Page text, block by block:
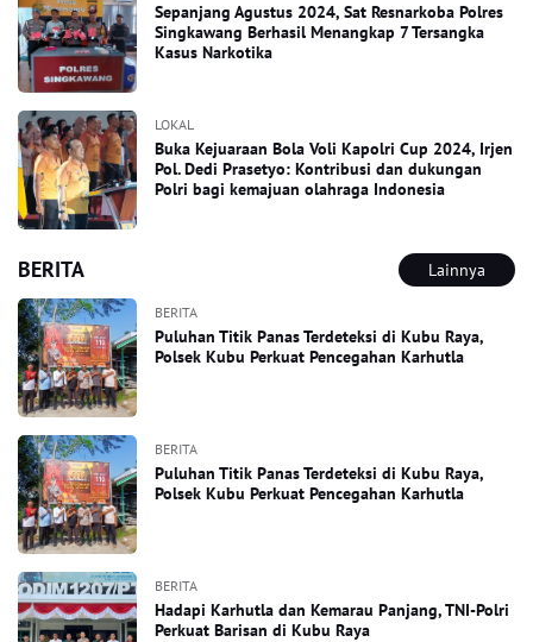
Sepanjang Agustus 2024, Sat Resnarkoba Polres
Singkawang Berhasil Menangkap 7 Tersangka
Kasus Narkotika
LOKAL
Buka Kejuaraan Bola Voli Kapolri Cup 2024, Irjen
Pol. Dedi Prasetyo: Kontribusi dan dukungan
Polri bagi kemajuan olahraga Indonesia
BERITA Lainnya
BERITA
Puluhan Titik Panas Terdeteksi di Kubu Raya,
Polsek Kubu Perkuat Pencegahan Karhutla
BERITA
Puluhan Titik Panas Terdeteksi di Kubu Raya,
Polsek Kubu Perkuat Pencegahan Karhutla
BERITA
Hadapi Karhutla dan Kemarau Panjang, TNI-Polri
Perkuat Barisan di Kubu Raya